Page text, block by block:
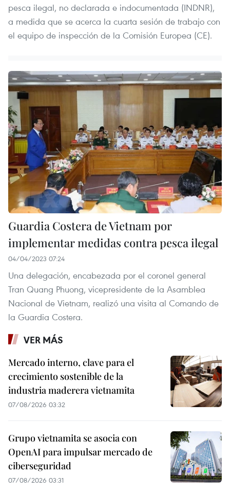
pesca ilegal, no declarada e indocumentada (INDNR),
a medida que se acerca la cuarta sesión de trabajo con
el equipo de inspección de la Comisión Europea (CE).
Guardia Costera de Vietnam por
implementar medidas contra pesca ilegal
04/04/2023 07:24
Una delegación, encabezada por el coronel general
Tran Quang Phuong, vicepresidente de la Asamblea
Nacional de Vietnam, realizó una visita al Comando de
la Guardia Costera.
VER MÁS
Mercado interno, clave para el
crecimiento sostenible de la
industria maderera vietnamita
07/08/2026 03:32
Grupo vietnamita se asocia con
OpenAI para impulsar mercado de
ciberseguridad
07/08/2026 03:31